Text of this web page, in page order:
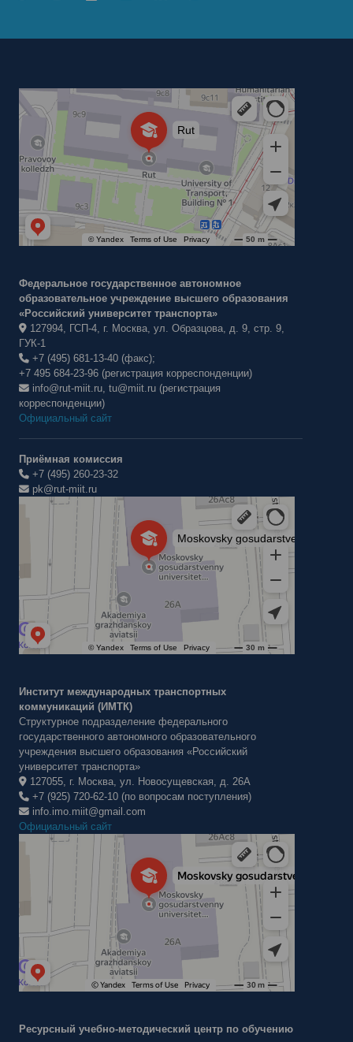
Российский университет транспорта
ВУЗ в Москве
Федеральное государственное автономное
образовательное учреждение высшего образования
«Российский университет транспорта»
127994, ГСП-4, г. Москва, ул. Образцова, д. 9, стр. 9,
ГУК-1
+7 (495) 681-13-40 (факс);
+7 495 684-23-96 (регистрация корреспонденции)
info@rut-miit.ru, tu@miit.ru (регистрация
корреспонденции)
Официальный сайт
Приёмная комиссия
+7 (495) 260-23-32
pk@rut-miit.ru
Институт международных транспортных коммуникаций Рут
ВУЗ в Москве
Институт международных транспортных
коммуникаций (ИМТК)
Структурное подразделение федерального
государственного автономного образовательного
учреждения высшего образования «Российский
университет транспорта»
127055, г. Москва, ул. Новосущевская, д. 26А
+7 (925) 720-62-10 (по вопросам поступления)
info.imo.miit@gmail.com
Официальный сайт
Институт международных транспортных коммуникаций Рут
ВУЗ в Москве
Ресурсный учебно-методический центр по обучению